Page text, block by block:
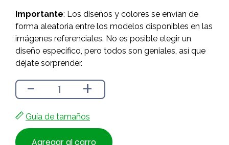
Importante: Los diseños y colores se envían de
forma aleatoria entre los modelos disponibles en las
imágenes referenciales. No es posible elegir un
diseño específico, pero todos son geniales, así que
déjate sorprender.
- +
Guía de tamaños
Agregar al carro